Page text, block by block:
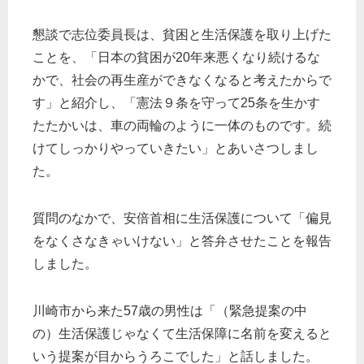
懇談で志位委員長は、貧困と生活保護を取り上げた
ことを、「日本の貧困が20年来悪くなり続けるな
かで、社会の再生産ができなくなると考えたからで
す」と紹介し、「憲法９条を守って25条を生かす
たたかいは、車の両輪のように一体のものです。続
けてしっかりやっていきたい」とあいさつしまし
た。
質問のなかで、安倍首相に生活保護について「偏見
をなくさなきゃいけない」と答弁させたことを報告
しました。
川崎市から来た57歳の男性は「（緊急提案の中
の）生活保護じゃなくて生活保障に名前を変えると
いう提案が目からうろこでした」と話しました。